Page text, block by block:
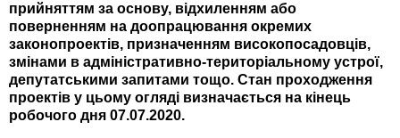
прийняттям за основу, відхиленням або
поверненням на доопрацювання окремих
законопроектів, призначенням високопосадовців,
змінами в адміністративно-територіальному устрої,
депутатськими запитами тощо. Стан проходження
проектів у цьому огляді визначається на кінець
робочого дня 07.07.2020.